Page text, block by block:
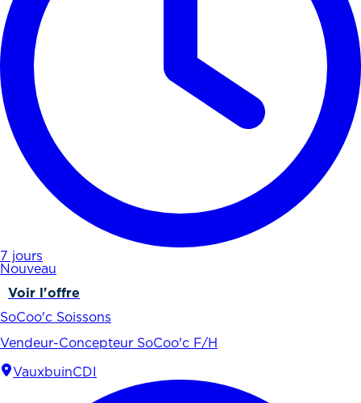
7 jours
Nouveau
Voir l'offre
SoCoo'c Soissons
Vendeur-Concepteur SoCoo'c F/H
VauxbuinCDI